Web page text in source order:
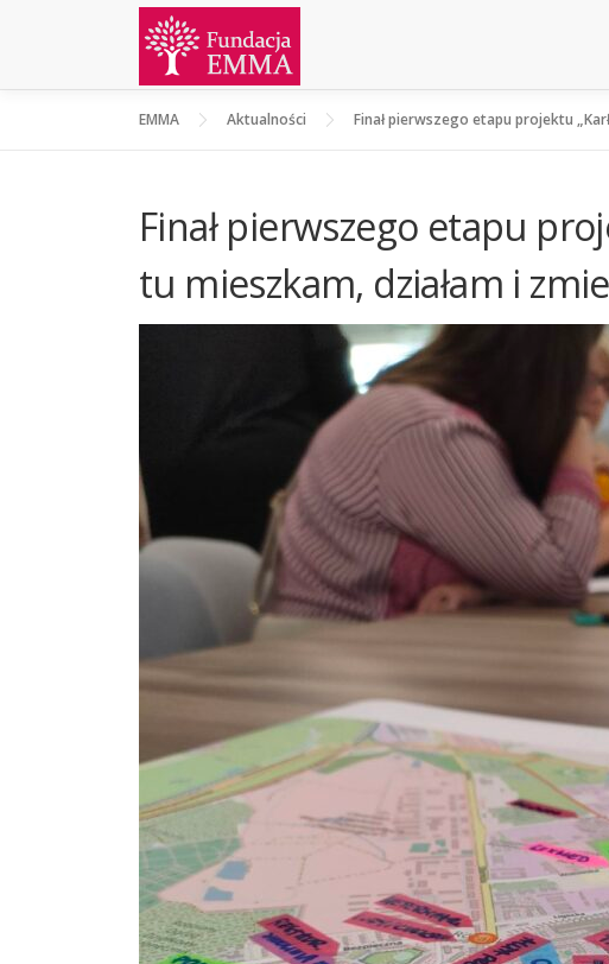
EMMA Aktualności Finał pierwszego etapu projektu
Finał pierwszego etapu
tu mieszkam, działam i